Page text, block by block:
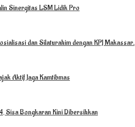
Sinergitas LSM Lidik Pro
dan Silaturahim dengan KPJ Makassar.
Aktif Jaga Kamtibmas
Sisa Bongkaran Kini Dibersihkan